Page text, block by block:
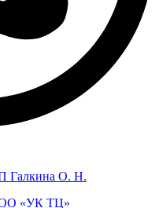
Галкина О. Н.
«УК ТЦ»